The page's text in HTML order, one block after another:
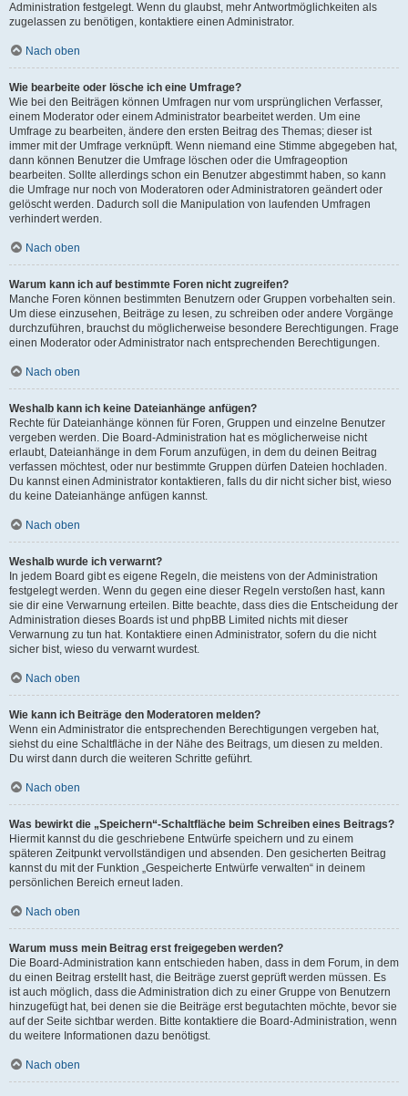
Administration festgelegt. Wenn du glaubst, mehr Antwortmöglichkeiten als
zugelassen zu benötigen, kontaktiere einen Administrator.
Nach oben
Wie bearbeite oder lösche ich eine Umfrage?
Wie bei den Beiträgen können Umfragen nur vom ursprünglichen Verfasser,
einem Moderator oder einem Administrator bearbeitet werden. Um eine
Umfrage zu bearbeiten, ändere den ersten Beitrag des Themas; dieser ist
immer mit der Umfrage verknüpft. Wenn niemand eine Stimme abgegeben hat,
dann können Benutzer die Umfrage löschen oder die Umfrageoption
bearbeiten. Sollte allerdings schon ein Benutzer abgestimmt haben, so kann
die Umfrage nur noch von Moderatoren oder Administratoren geändert oder
gelöscht werden. Dadurch soll die Manipulation von laufenden Umfragen
verhindert werden.
Nach oben
Warum kann ich auf bestimmte Foren nicht zugreifen?
Manche Foren können bestimmten Benutzern oder Gruppen vorbehalten sein.
Um diese einzusehen, Beiträge zu lesen, zu schreiben oder andere Vorgänge
durchzuführen, brauchst du möglicherweise besondere Berechtigungen. Frage
einen Moderator oder Administrator nach entsprechenden Berechtigungen.
Nach oben
Weshalb kann ich keine Dateianhänge anfügen?
Rechte für Dateianhänge können für Foren, Gruppen und einzelne Benutzer
vergeben werden. Die Board-Administration hat es möglicherweise nicht
erlaubt, Dateianhänge in dem Forum anzufügen, in dem du deinen Beitrag
verfassen möchtest, oder nur bestimmte Gruppen dürfen Dateien hochladen.
Du kannst einen Administrator kontaktieren, falls du dir nicht sicher bist, wieso
du keine Dateianhänge anfügen kannst.
Nach oben
Weshalb wurde ich verwarnt?
In jedem Board gibt es eigene Regeln, die meistens von der Administration
festgelegt werden. Wenn du gegen eine dieser Regeln verstoßen hast, kann
sie dir eine Verwarnung erteilen. Bitte beachte, dass dies die Entscheidung der
Administration dieses Boards ist und phpBB Limited nichts mit dieser
Verwarnung zu tun hat. Kontaktiere einen Administrator, sofern du die nicht
sicher bist, wieso du verwarnt wurdest.
Nach oben
Wie kann ich Beiträge den Moderatoren melden?
Wenn ein Administrator die entsprechenden Berechtigungen vergeben hat,
siehst du eine Schaltfläche in der Nähe des Beitrags, um diesen zu melden.
Du wirst dann durch die weiteren Schritte geführt.
Nach oben
Was bewirkt die „Speichern“-Schaltfläche beim Schreiben eines Beitrags?
Hiermit kannst du die geschriebene Entwürfe speichern und zu einem
späteren Zeitpunkt vervollständigen und absenden. Den gesicherten Beitrag
kannst du mit der Funktion „Gespeicherte Entwürfe verwalten“ in deinem
persönlichen Bereich erneut laden.
Nach oben
Warum muss mein Beitrag erst freigegeben werden?
Die Board-Administration kann entschieden haben, dass in dem Forum, in dem
du einen Beitrag erstellt hast, die Beiträge zuerst geprüft werden müssen. Es
ist auch möglich, dass die Administration dich zu einer Gruppe von Benutzern
hinzugefügt hat, bei denen sie die Beiträge erst begutachten möchte, bevor sie
auf der Seite sichtbar werden. Bitte kontaktiere die Board-Administration, wenn
du weitere Informationen dazu benötigst.
Nach oben